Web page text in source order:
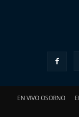
EN VIVO OSORNO